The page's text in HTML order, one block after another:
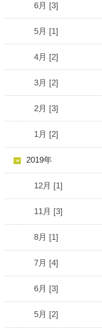
6月 [3]
5月 [1]
4月 [2]
3月 [2]
2月 [3]
1月 [2]
2019年
12月 [1]
11月 [3]
8月 [1]
7月 [4]
6月 [3]
5月 [2]